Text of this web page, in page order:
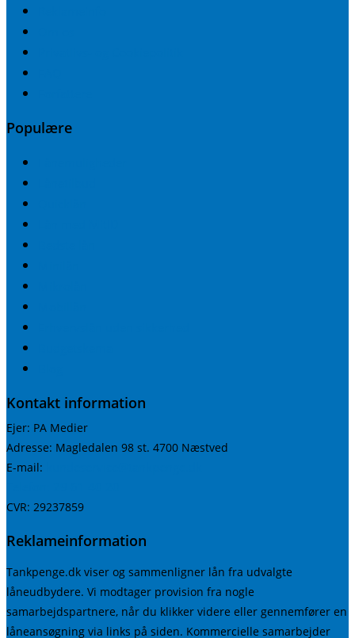
Populære
Kontakt information
Ejer: PA Medier
Adresse: Magledalen 98 st. 4700 Næstved
E-mail:
CVR: 29237859
Reklameinformation
Tankpenge.dk viser og sammenligner lån fra udvalgte
låneudbydere. Vi modtager provision fra nogle
samarbejdspartnere, når du klikker videre eller gennemfører en
låneansøgning via links på siden. Kommercielle samarbejder